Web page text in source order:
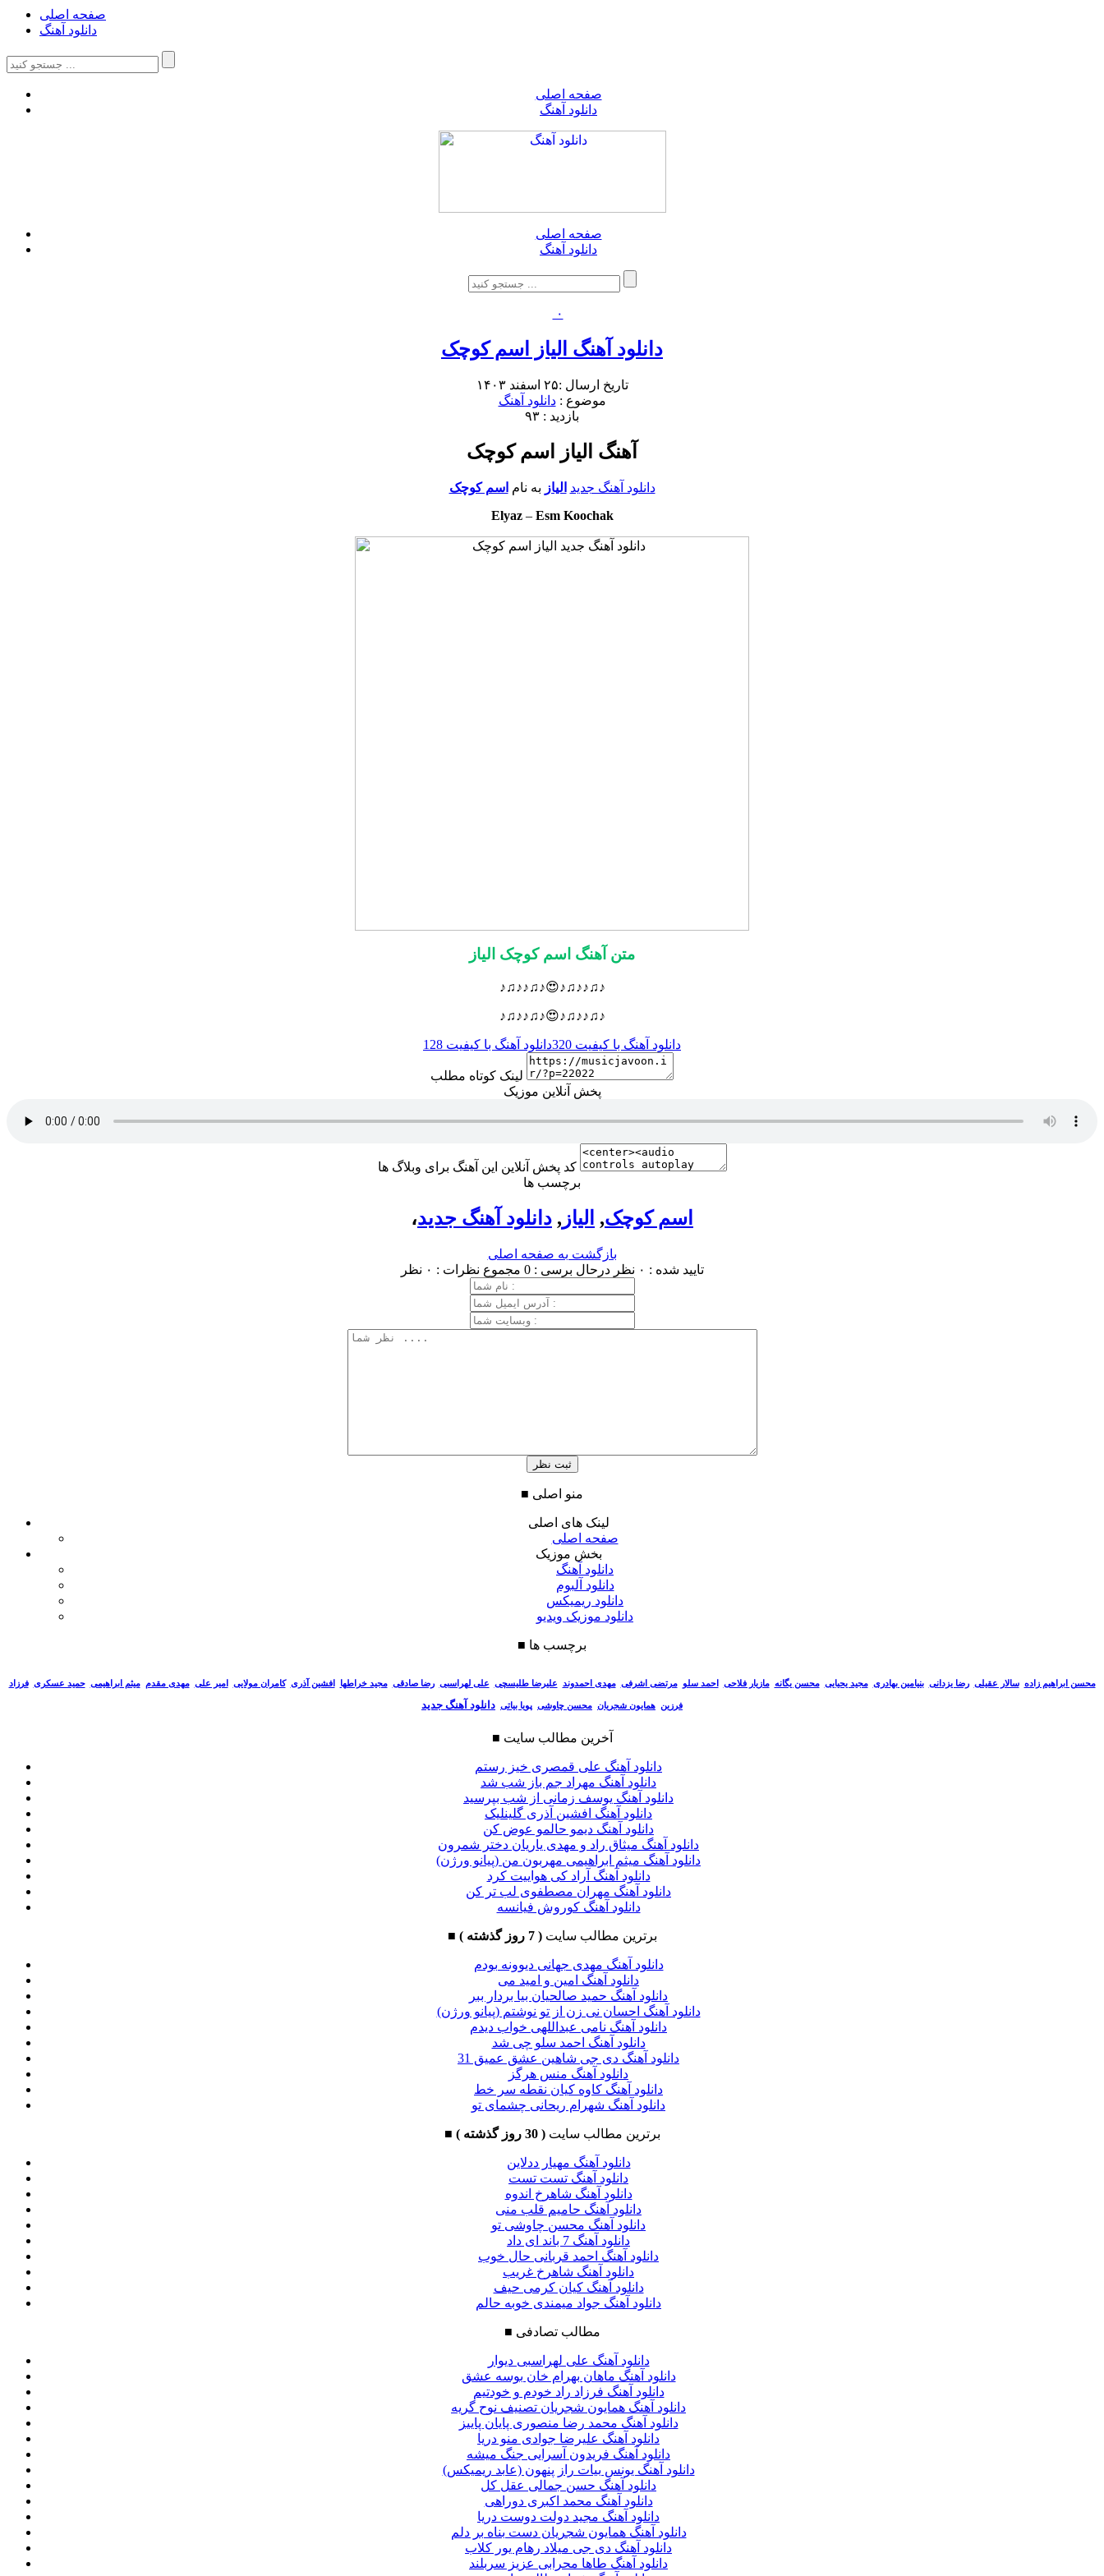
صفحه اصلی
دانلود آهنگ
صفحه اصلی
دانلود آهنگ
صفحه اصلی
دانلود آهنگ
۰
دانلود آهنگ الیاز اسم کوچک
تاریخ ارسال :۲۵ اسفند ۱۴۰۳
موضوع :دانلود آهنگ
بازدید : ۹۳
آهنگ الیاز اسم کوچک
دانلود آهنگ جدید الیاز به نام اسم کوچک
Elyaz– Esm Koochak
متن آهنگ اسم کوچک الیاز
♪♫♪♪♫♪😍♪♫♪♪♫♪
♪♫♪♪♫♪😍♪♫♪♪♫♪
دانلود آهنگ با کیفیت 320 دانلود آهنگ با کیفیت 128
لینک کوتاه مطلب
پخش آنلاین موزیک
کد پخش آنلاین این آهنگ برای وبلاگ ها
برچسب ها
، اسم کوچک, الیاز , دانلود آهنگ جدید
بازگشت به صفحه اصلی
تایید شده : ۰ نظر
درحال برسی : 0 مجموع نظرات : ۰ نظر
■ منو اصلی
لینک های اصلی
صفحه اصلی
بخش موزیک
دانلود آهنگ
دانلود آلبوم
دانلود ریمیکس
دانلود موزیک ویدیو
■ برچسب ها
محسن ابراهیم زاده سالار عقیلی رضا یزدانی بنیامین بهادری مجید یحیایی محسن یگانه مازیار فلاحی احمد سلو مرتضی اشرفی مهدی احمدوند علیرضا طلیسچی علی لهراسبی رضا صادقی مجید خراطها افشین آذری کامران مولایی امیر علی مهدی مقدم میثم ابراهیمی حمید عسکری فرزاد
فرزین همایون شجریان محسن چاوشی پویا بیاتی دانلود آهنگ جدید
■ آخرین مطالب سایت
دانلود آهنگ علی قمصری خیز رستم
دانلود آهنگ مهراد جم باز شب شد
دانلود آهنگ یوسف زمانی از شب بپرسید
دانلود آهنگ افشین آذری گلینلیک
دانلود آهنگ دیمو حالمو عوض کن
دانلود آهنگ میثاق راد و مهدی یاریان دختر شمرون
دانلود آهنگ میثم ابراهیمی مهربون من (پیانو ورژن)
دانلود آهنگ آراد کی هواییت کرد
دانلود آهنگ مهران مصطفوی لب تر کن
دانلود آهنگ کوروش فیانسه
■ برترین مطالب سایت( 7 روز گذشته )
دانلود آهنگ مهدی جهانی دیوونه بودم
دانلود آهنگ امین و امید می
دانلود آهنگ حمید صالحیان بیا بردار ببر
دانلود آهنگ احسان نی زن از تو نوشتم (پیانو ورژن)
دانلود آهنگ نامی عبداللهی خواب دیدم
دانلود آهنگ احمد سلو چی شد
دانلود آهنگ دی جی شاهین عشق عمیق 31
دانلود آهنگ منس هرگز
دانلود آهنگ کاوه کیان نقطه سر خط
دانلود آهنگ شهرام ریحانی چشمای تو
■ برترین مطالب سایت( 30 روز گذشته )
دانلود آهنگ مهیار ددلاین
دانلود آهنگ تست تست
دانلود آهنگ شاهرخ اندوه
دانلود آهنگ حامیم قلب منی
دانلود آهنگ محسن چاوشی تو
دانلود آهنگ 7 باند ای داد
دانلود آهنگ احمد قربانی حال خوب
دانلود آهنگ شاهرخ غریب
دانلود آهنگ کیان کرمی حیف
دانلود آهنگ جواد میمندی خوبه حالم
■ مطالب تصادفی
دانلود آهنگ علی لهراسبی دیوار
دانلود آهنگ ماهان بهرام خان بوسه عشق
دانلود آهنگ فرزاد راد خودم و خودتیم
دانلود آهنگ همایون شجریان تصنیف نوح گریه
دانلود آهنگ محمد رضا منصوری پایان پاییز
دانلود آهنگ علیرضا جوادی منو دریا
دانلود آهنگ فریدون آسرایی جنگ میشه
دانلود آهنگ یونس بیات راز پنهون (عابد ریمیکس)
دانلود آهنگ حسن جمالی عقل کل
دانلود آهنگ محمد اکبری دوراهی
دانلود آهنگ مجید دولت دوست دریا
دانلود آهنگ همایون شجریان دست بناه بر دلم
دانلود آهنگ دی جی میلاد رهام یور کلاب
دانلود آهنگ طاها محرابی عزیز سربلند